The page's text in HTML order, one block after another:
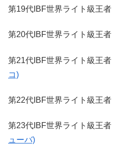
第19代IBF世界ライト級王者
第20代IBF世界ライト級王者
第21代IBF世界ライト級王者
コ)
第22代IBF世界ライト級王者
第23代IBF世界ライト級王者
ューバ)